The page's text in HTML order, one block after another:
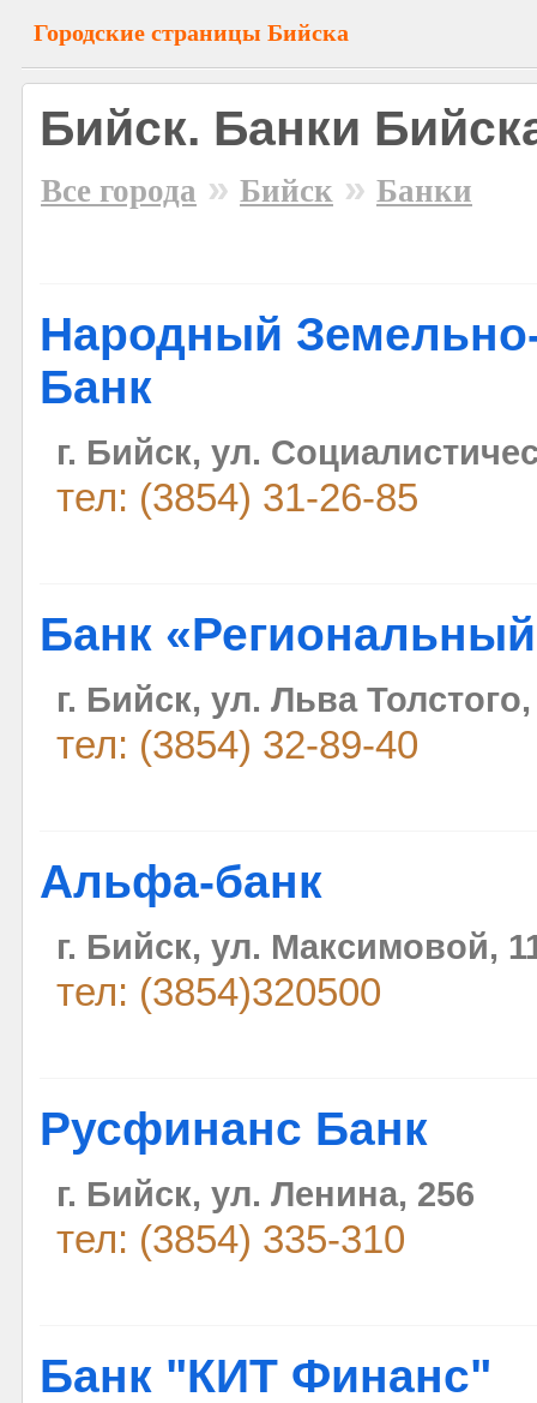
Городские страницы Бийска
Бийск. Банки
Все города » Бийск » Банки
Народный
Банк
г. Бийск, ул.
тел: (3854) 31-26-85
Банк
г. Бийск, ул. Льва
тел: (3854) 32-89-40
Альфа-банк
г. Бийск, ул. Максимовой,
тел: (3854)320500
Русфинанс Банк
г. Бийск, ул. Ленина, 256
тел: (3854) 335-310
Банк "КИТ Финанс"